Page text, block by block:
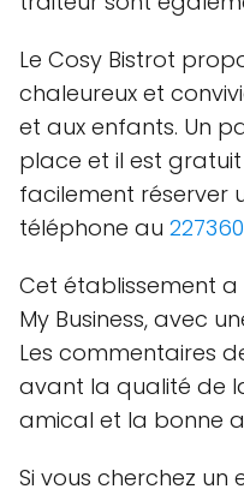
Le Cosy Bistrot
chaleureux et
et aux enfants. Un
place et il est
facilement réserver
téléphone au
Cet établissement a
My Business, avec
Les commentaires
avant la qualité de
amical et la bonne
Si vous cherchez